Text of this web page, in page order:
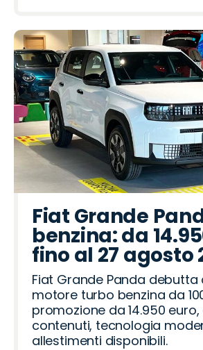
Fiat Grande
benzina: da
fino al 27 agosto
Fiat Grande Panda debutta
motore turbo benzina da
promozione da 14.950
contenuti, tecnologia
allestimenti disponibili.